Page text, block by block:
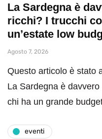
La Sardegna è
ricchi? I trucchi
un’estate low
Agosto 7, 2026
Questo articolo è stato
La Sardegna è
chi ha un grande
eventi